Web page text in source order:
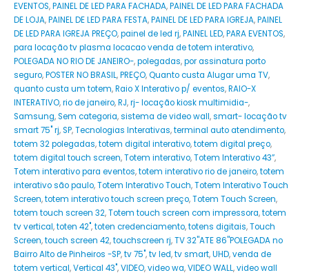
EVENTOS,PAINEL DE LED PARA FACHADA,PAINEL DE LED PARA FACHADA
DE LOJA,PAINEL DE LED PARA FESTA,PAINEL DE LED PARA IGREJA,PAINEL
DE LED PARA IGREJA PREÇO,painel de led rj,PAINEL LED,PARA EVENTOS,
para locação tv plasma locacao venda de totem interativo,
POLEGADA NO RIO DE JANEIRO-,polegadas,por assinatura porto
seguro,POSTER NO BRASIL,PREÇO,Quanto custa Alugar uma TV,
quanto custa um totem,Raio X Interativo p/ eventos,RAIO-X
INTERATIVO,rio de janeiro,RJ,rj- locação kiosk multimidia-,
Samsung,Sem categoria,sistema de video wall,smart- locação tv
smart 75" rj,SP,Tecnologias Interativas,terminal auto atendimento,
totem 32 polegadas,totem digital interativo,totem digital preço,
totem digital touch screen,Totem interativo,Totem Interativo 43”,
Totem interativo para eventos,totem interativo rio de janeiro,totem
interativo são paulo,Totem Interativo Touch,Totem Interativo Touch
Screen,totem interativo touch screen preço,Totem Touch Screen,
totem touch screen 32,Totem touch screen com impressora,totem
tv vertical,toten 42",toten credenciamento,totens digitais,Touch
Screen,touch screen 42,touchscreen rj,TV 32''ATE 86''POLEGADA no
Bairro‎ Alto de Pinheiros‎ -SP,tv 75",tv led,tv smart,UHD,venda de
totem vertical,Vertical 43",VIDEO,video wa,VIDEO WALL,video wall